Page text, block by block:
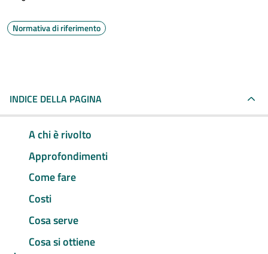
Normativa di riferimento
INDICE DELLA PAGINA
A chi è rivolto
Approfondimenti
Come fare
Costi
Cosa serve
Cosa si ottiene